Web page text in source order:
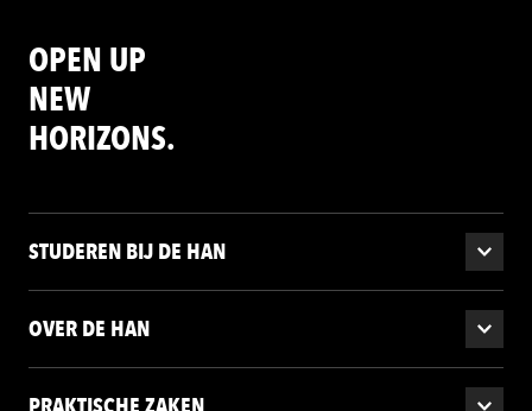
OPEN UP
NEW
HORIZONS.
STUDEREN BIJ DE HAN
OVER DE HAN